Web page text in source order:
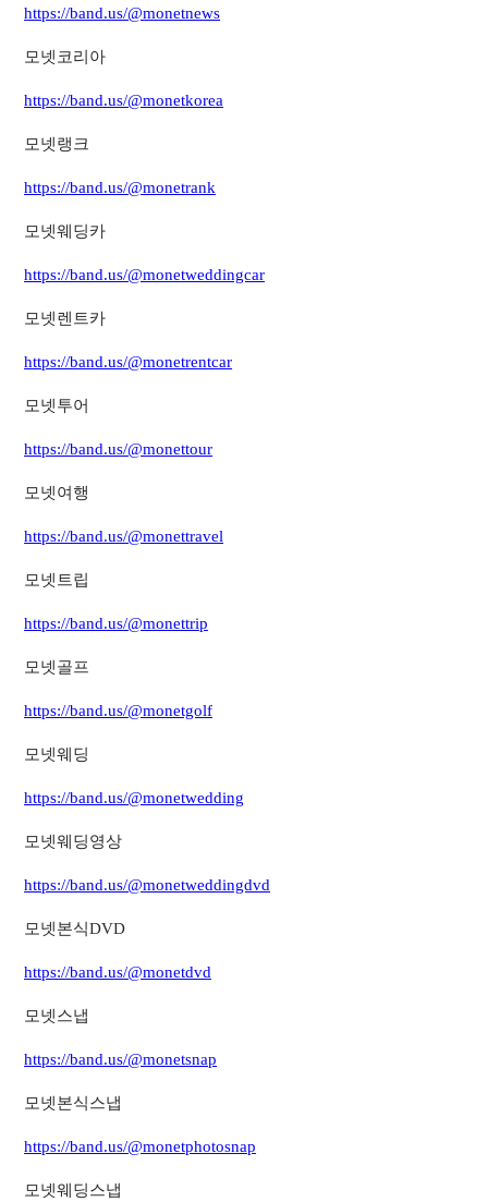
https://band.us/@monetnews
모넷코리아
https://band.us/@monetkorea
모넷랭크
https://band.us/@monetrank
모넷웨딩카
https://band.us/@monetweddingcar
모넷렌트카
https://band.us/@monetrentcar
모넷투어
https://band.us/@monettour
모넷여행
https://band.us/@monettravel
모넷트립
https://band.us/@monettrip
모넷골프
https://band.us/@monetgolf
모넷웨딩
https://band.us/@monetwedding
모넷웨딩영상
https://band.us/@monetweddingdvd
모넷본식DVD
https://band.us/@monetdvd
모넷스냅
https://band.us/@monetsnap
모넷본식스냅
https://band.us/@monetphotosnap
모넷웨딩스냅